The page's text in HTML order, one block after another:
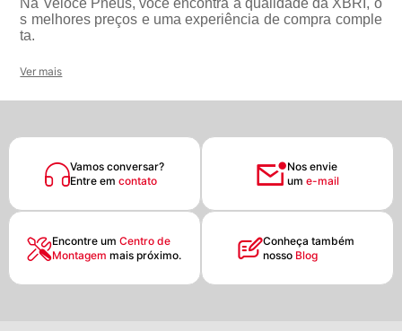
Na Veloce Pneus, você encontra a qualidade da XBRI, o
s melhores preços e uma experiência de compra comple
ta.
Ver mais
Vamos conversar?
Entre em contato
Nos envie
um e-mail
Encontre umCentro de
Montagemmais próximo.
Conheça também
nosso Blog